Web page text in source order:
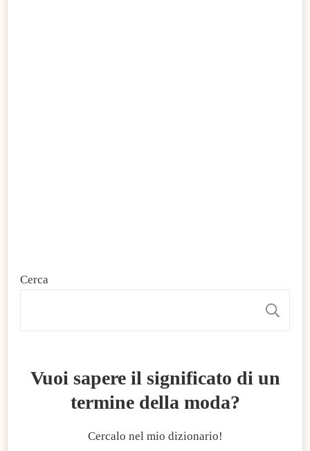
Cerca
Vuoi sapere il significato di un
termine della moda?
Cercalo nel mio dizionario!